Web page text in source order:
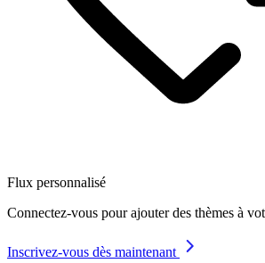
Flux personnalisé
Connectez-vous pour ajouter des thèmes à
Inscrivez-vous dès maintenant